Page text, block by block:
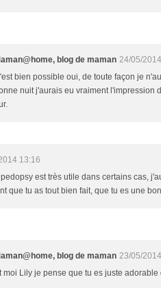
blog de maman 24/05/
bien possible oui, de toute façon je
nuit j'aurais eu vraiment l'impression
13:16
est très utile dans certains cas,
que tu as tout bien fait, que tu es une
blog de maman 23/05/
moi Lily je pense que tu es juste adorable